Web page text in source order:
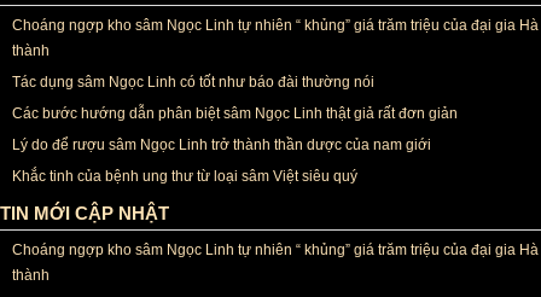
Choáng ngợp kho sâm Ngọc Linh tự nhiên “ khủng” giá trăm triệu của đại gia Hà
thành
Tác dụng sâm Ngọc Linh có tốt như báo đài thường nói
Các bước hướng dẫn phân biệt sâm Ngọc Linh thật giả rất đơn giản
Lý do để rượu sâm Ngọc Linh trở thành thần dược của nam giới
Khắc tinh của bệnh ung thư từ loại sâm Việt siêu quý
TIN MỚI CẬP NHẬT
Choáng ngợp kho sâm Ngọc Linh tự nhiên “ khủng” giá trăm triệu của đại gia Hà
thành